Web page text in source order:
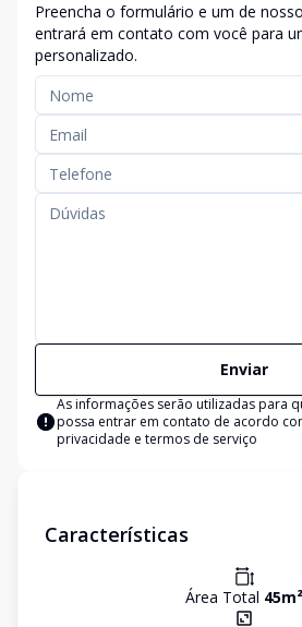
Preencha o formulário e um de
entrará em contato com você para
personalizado.
Enviar
As informações serão utilizadas para
possa entrar em contato de acordo
privacidade e termos de serviço
Características
Área Total 45m²